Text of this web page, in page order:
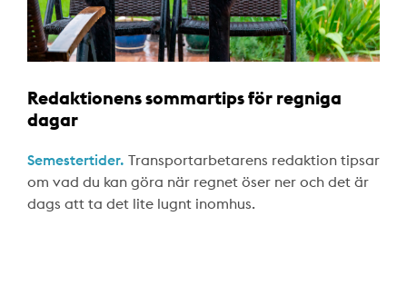
Redaktionens sommartips för regniga
dagar
Semestertider. Transportarbetarens redaktion tipsar
om vad du kan göra när regnet öser ner och det är
dags att ta det lite lugnt inomhus.